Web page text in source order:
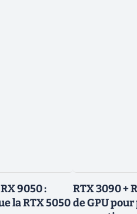
9050 :
la RTX 5050
RTX 3090 +
de GPU